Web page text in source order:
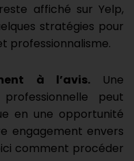
affiché sur Yelp,
stratégies pour
professionnalisme.
à l’avis.Une
peut
en une opportunité
engagement envers
comment procéder